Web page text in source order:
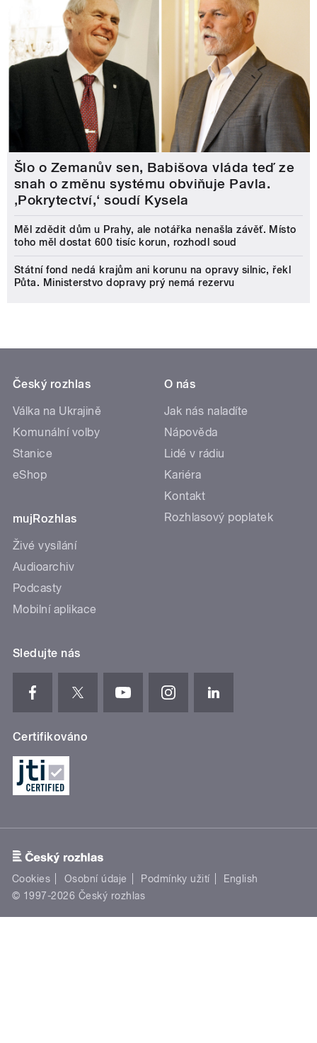
Šlo o Zemanův sen, Babišova vláda teď ze
snah o změnu systému obviňuje Pavla.
‚Pokrytectví,‘ soudí Kysela
Měl zdědit dům u Prahy, ale notářka nenašla závěť. Místo
toho měl dostat 600 tisíc korun, rozhodl soud
Státní fond nedá krajům ani korunu na opravy silnic, řekl
Půta. Ministerstvo dopravy prý nemá rezervu
Český rozhlas
Válka na Ukrajině
Komunální volby
Stanice
eShop
mujRozhlas
Živé vysílání
Audioarchiv
Podcasty
Mobilní aplikace
O nás
Jak nás naladíte
Nápověda
Lidé v rádiu
Kariéra
Kontakt
Rozhlasový poplatek
Sledujte nás
Certifikováno
Cookies Osobní údaje Podmínky užití
English
© 1997-2026 Český rozhlas